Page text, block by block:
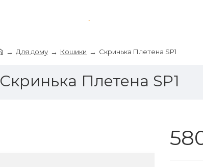
Для дому Кошики Скринька Плетена SP1
Скринька Плетена SP1